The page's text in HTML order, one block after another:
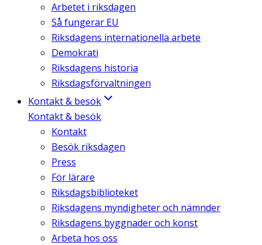
Arbetet i riksdagen
Så fungerar EU
Riksdagens internationella arbete
Demokrati
Riksdagens historia
Riksdagsförvaltningen
Kontakt & besök
Kontakt & besök
Kontakt
Besök riksdagen
Press
För lärare
Riksdagsbiblioteket
Riksdagens myndigheter och nämnder
Riksdagens byggnader och konst
Arbeta hos oss